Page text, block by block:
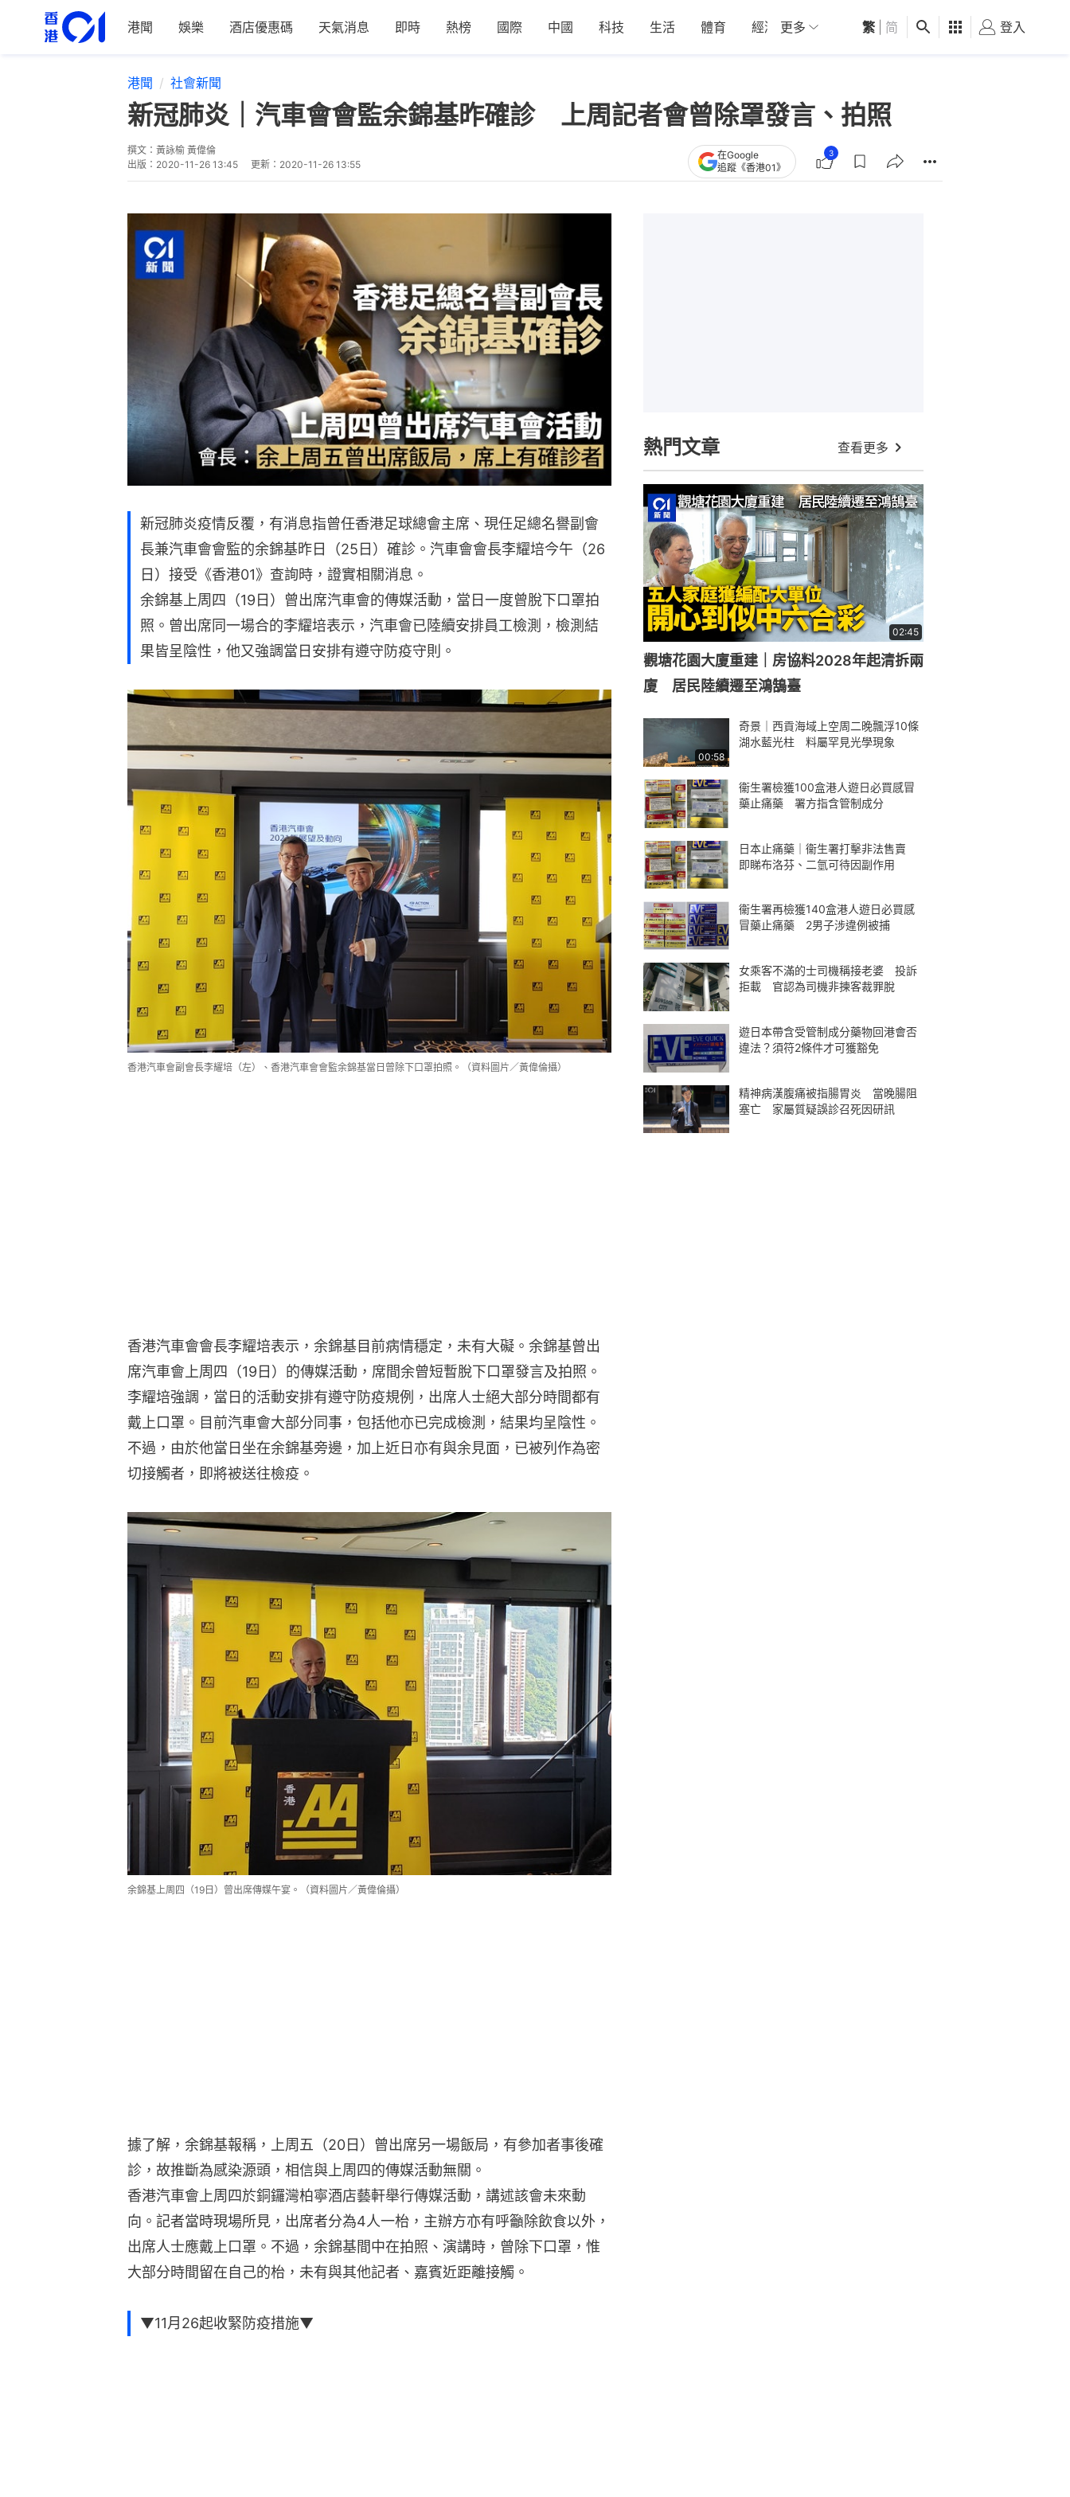
港聞 娛樂 酒店優惠碼 天氣消息 即時 熱榜 國際 中國 科技 生活 體育 經濟 01深圳 觀點 健康 好食玩飛
更多 繁 简 登入
港聞 社會新聞
新冠肺炎｜汽車會會監余錦基昨確診 上周記者會曾除罩發言、拍照
撰文： 黃詠榆 黃偉倫
出版： 2020-11-26 13:45 更新： 2020-11-26 13:55
在Google
追蹤《香港01》
3
新冠肺炎疫情反覆，有消息指曾任香港足球總會主席、現任足總名譽副會
長兼汽車會會監的余錦基昨日（25日）確診。汽車會會長李耀培今午（26
日）接受《香港01》查詢時，證實相關消息。
余錦基上周四（19日）曾出席汽車會的傳媒活動，當日一度曾脫下口罩拍
照。曾出席同一場合的李耀培表示，汽車會已陸續安排員工檢測，檢測結
果皆呈陰性，他又強調當日安排有遵守防疫守則。
香港汽車會副會長李耀培（左）、香港汽車會會監余錦基當日曾除下口罩拍照。（資料圖片／黃偉倫攝）
香港汽車會會長李耀培表示，余錦基目前病情穩定，未有大礙。余錦基曾出
席汽車會上周四（19日）的傳媒活動，席間余曾短暫脫下口罩發言及拍照。
李耀培強調，當日的活動安排有遵守防疫規例，出席人士絕大部分時間都有
戴上口罩。目前汽車會大部分同事，包括他亦已完成檢測，結果均呈陰性。
不過，由於他當日坐在余錦基旁邊，加上近日亦有與余見面，已被列作為密
切接觸者，即將被送往檢疫。
余錦基上周四（19日）曾出席傳媒午宴。（資料圖片／黃偉倫攝）
據了解，余錦基報稱，上周五（20日）曾出席另一場飯局，有參加者事後確
診，故推斷為感染源頭，相信與上周四的傳媒活動無關。
香港汽車會上周四於銅鑼灣柏寧酒店藝軒舉行傳媒活動，講述該會未來動
向。記者當時現場所見，出席者分為4人一枱，主辦方亦有呼籲除飲食以外，
出席人士應戴上口罩。不過，余錦基間中在拍照、演講時，曾除下口罩，惟
大部分時間留在自己的枱，未有與其他記者、嘉賓近距離接觸。
▼11月26起收緊防疫措施▼
熱門文章 查看更多
02:45
觀塘花園大廈重建｜房協料2028年起清拆兩
廈 居民陸續遷至鴻鵠臺
00:58
奇景｜西貢海域上空周二晚飄浮10條
湖水藍光柱 料屬罕見光學現象
衞生署檢獲100盒港人遊日必買感冒
藥止痛藥 署方指含管制成分
日本止痛藥｜衞生署打擊非法售賣
即睇布洛芬、二氫可待因副作用
衞生署再檢獲140盒港人遊日必買感
冒藥止痛藥 2男子涉違例被捕
女乘客不滿的士司機稱接老婆 投訴
拒載 官認為司機非揀客裁罪脫
遊日本帶含受管制成分藥物回港會否
違法？須符2條件才可獲豁免
精神病漢腹痛被指腸胃炎 當晚腸阻
塞亡 家屬質疑誤診召死因研訊